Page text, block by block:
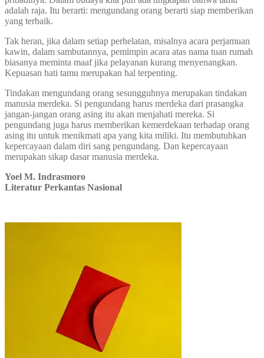
adalah raja. Itu berarti: mengundang orang berarti siap memberikan
yang terbaik.
Tak heran, jika dalam setiap perhelatan, misalnya acara perjamuan
kawin, dalam sambutannya, pemimpin acara atas nama tuan rumah
biasanya meminta maaf jika pelayanan kurang menyenangkan.
Kepuasan hati tamu merupakan hal terpenting.
Tindakan mengundang orang sesungguhnya merupakan tindakan
manusia merdeka. Si pengundang harus merdeka dari prasangka
jangan-jangan orang asing itu akan menjahati mereka. Si
pengundang juga harus memberikan kemerdekaan terhadap orang
asing itu untuk menikmati apa yang kita miliki. Itu membutuhkan
kepercayaan dalam diri sang pengundang. Dan kepercayaan
merupakan sikap dasar manusia merdeka.
Yoel M. Indrasmoro
Literatur Perkantas Nasional